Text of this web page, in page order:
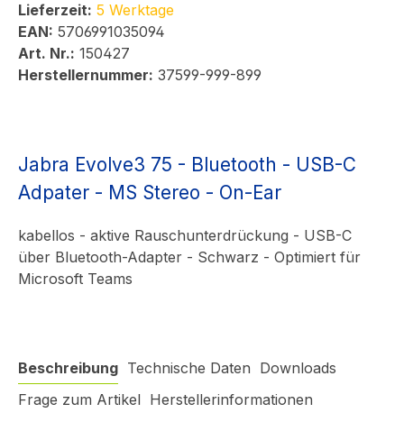
Lieferzeit: 5 Werktage
EAN: 5706991035094
Art. Nr.: 150427
Herstellernummer: 37599-999-899
Jabra Evolve3 75 - Bluetooth - USB-C
Adpater - MS Stereo - On-Ear
kabellos - aktive Rauschunterdrückung - USB-C
über Bluetooth-Adapter - Schwarz - Optimiert für
Microsoft Teams
Beschreibung Technische Daten Downloads
Frage zum Artikel Herstellerinformationen